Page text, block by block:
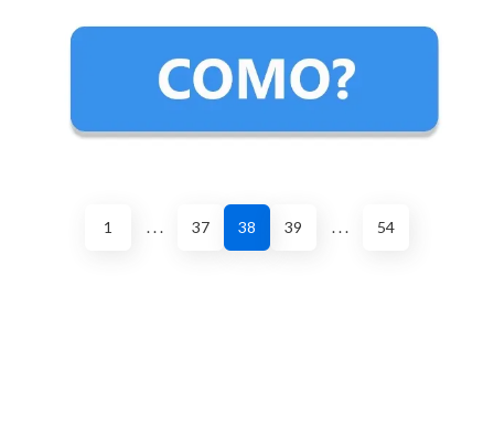
1 . . . 37 38 39 . . . 54